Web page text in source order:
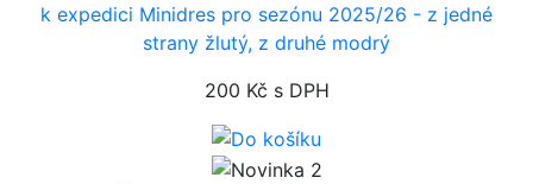
k expedici Minidres pro sezónu 2025/26 - z jedné
strany žlutý, z druhé modrý
200 Kč s DPH